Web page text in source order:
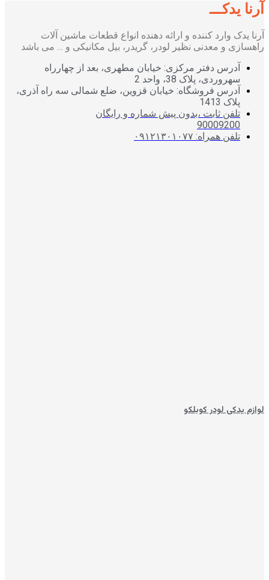
آرنا یدکـــ
آرنا یدک وارد کننده و ارائه دهنده انواع قطعات ماشین آلات
راهسازی و معدنی نظیر لودر، گریدر، بیل مکانیکی و … می باشد
آدرس دفتر مرکزی: خیابان مطهری، بعد از چهارراه
سهروردی، پلاک 38، واحد 2
آدرس فروشگاه: خیابان قزوین، ضلع شمالی سه راه آذری،
پلاک 1413
تلفن ثابت ،بدون پیش شماره و رایگان
90009200
تلفن همراه: ۰۹۱۲۱۳۰۱۰۷۷
لوازم یدکی لودر کوبلکو